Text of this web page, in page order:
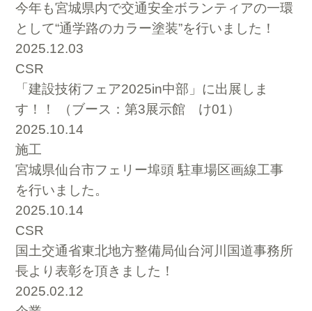
今年も宮城県内で交通安全ボランティアの一環
として“通学路のカラー塗装”を行いました！
2025.12.03
CSR
「建設技術フェア2025in中部」に出展しま
す！！ （ブース：第3展示館 け01）
2025.10.14
施工
宮城県仙台市フェリー埠頭 駐車場区画線工事
を行いました。
2025.10.14
CSR
国土交通省東北地方整備局仙台河川国道事務所
長より表彰を頂きました！
2025.02.12